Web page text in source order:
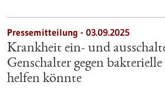
Pressemitteilung - 03.09.2025
Krankheit ein- und
Genschalter gegen
helfen könnte